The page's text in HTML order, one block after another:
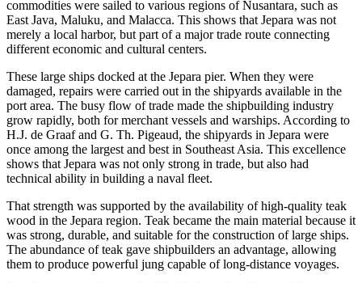
commodities were sailed to various regions of Nusantara, such as
East Java, Maluku, and Malacca. This shows that Jepara was not
merely a local harbor, but part of a major trade route connecting
different economic and cultural centers.
These large ships docked at the Jepara pier. When they were
damaged, repairs were carried out in the shipyards available in the
port area. The busy flow of trade made the shipbuilding industry
grow rapidly, both for merchant vessels and warships. According to
H.J. de Graaf and G. Th. Pigeaud, the shipyards in Jepara were
once among the largest and best in Southeast Asia. This excellence
shows that Jepara was not only strong in trade, but also had
technical ability in building a naval fleet.
That strength was supported by the availability of high-quality teak
wood in the Jepara region. Teak became the main material because it
was strong, durable, and suitable for the construction of large ships.
The abundance of teak gave shipbuilders an advantage, allowing
them to produce powerful jung capable of long-distance voyages.